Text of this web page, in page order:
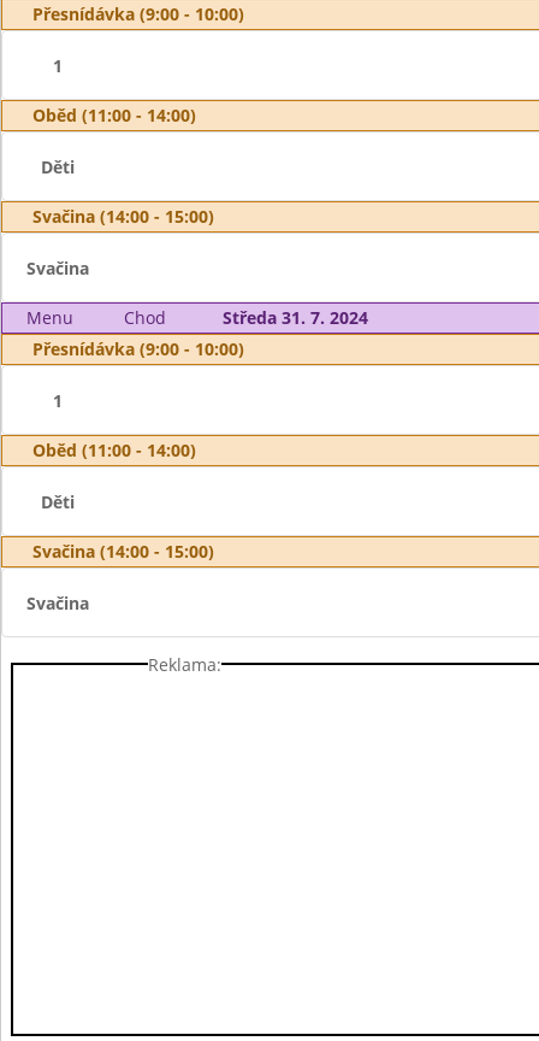
Přesnídávka (9:00 - 10:00)
1
Oběd (11:00 - 14:00)
Děti
Svačina (14:00 - 15:00)
Svačina
Menu Chod
Středa 31. 7. 2024
Přesnídávka (9:00 - 10:00)
1
Oběd (11:00 - 14:00)
Děti
Svačina (14:00 - 15:00)
Svačina
Reklama: